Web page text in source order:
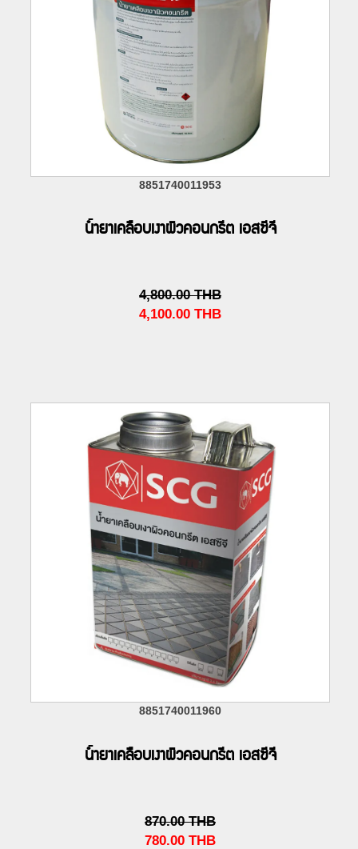
8851740011953
น้ำยาเคลือบเงาผิวคอนกรีต เอสซีจี
4,800.00 THB
4,100.00 THB
8851740011960
น้ำยาเคลือบเงาผิวคอนกรีต เอสซีจี
870.00 THB
780.00 THB